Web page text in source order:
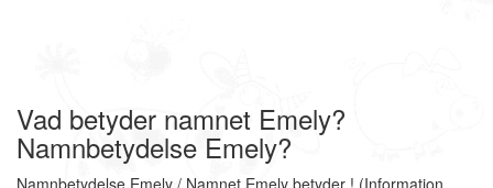
Vad betyder namnet Emely?
Namnbetydelse Emely?
Namnbetydelse Emely / Namnet Emely betyder ! (Information